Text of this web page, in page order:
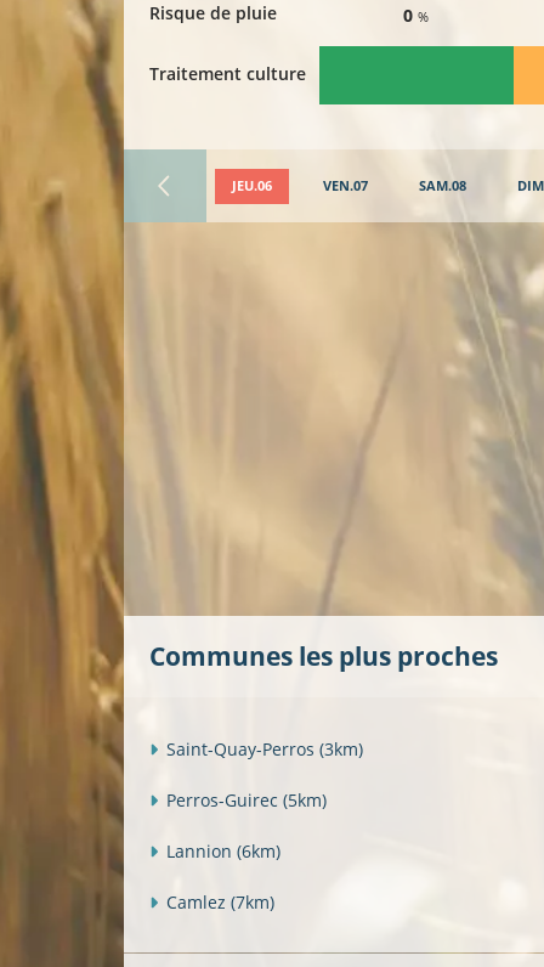
Risque de pluie
Traitement culture
0%
JEU.06 VEN.07 SAM.08
Communes les plus proches
Saint-Quay-Perros (3km)
Perros-Guirec (5km)
Lannion (6km)
Camlez (7km)